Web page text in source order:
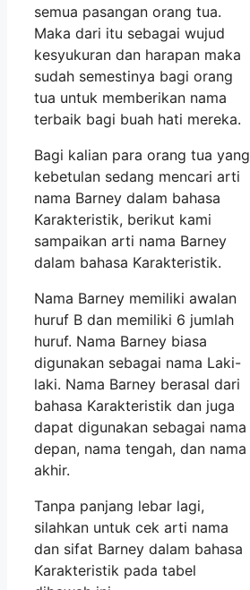
semua pasangan orang tua.
Maka dari itu sebagai wujud
kesyukuran dan harapan maka
sudah semestinya bagi orang
tua untuk memberikan nama
terbaik bagi buah hati mereka.
Bagi kalian para orang tua yang
kebetulan sedang mencari arti
nama Barney dalam bahasa
Karakteristik, berikut kami
sampaikan arti nama Barney
dalam bahasa Karakteristik.
Nama Barney memiliki awalan
huruf B dan memiliki 6 jumlah
huruf. Nama Barney biasa
digunakan sebagai nama Laki-
laki. Nama Barney berasal dari
bahasa Karakteristik dan juga
dapat digunakan sebagai nama
depan, nama tengah, dan nama
akhir.
Tanpa panjang lebar lagi,
silahkan untuk cek arti nama
dan sifat Barney dalam bahasa
Karakteristik pada tabel